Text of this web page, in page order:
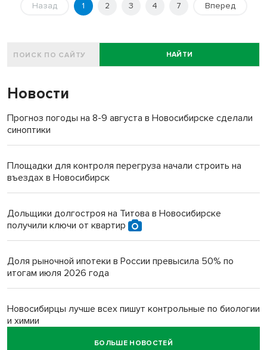
Назад 1 2 3 4 7 Вперед
НАЙТИ
Новости
Прогноз погоды на 8-9 августа в Новосибирске сделали
синоптики
Площадки для контроля перегруза начали строить на
въездах в Новосибирск
Дольщики долгостроя на Титова в Новосибирске
получили ключи от квартир
Доля рыночной ипотеки в России превысила 50% по
итогам июля 2026 года
Новосибирцы лучше всех пишут контрольные по биологии
и химии
БОЛЬШЕ НОВОСТЕЙ